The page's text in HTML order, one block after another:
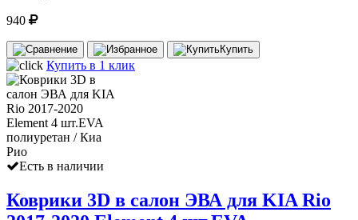
940
Купить
Купить в 1 клик
Есть в наличии
Коврики 3D в салон ЭВА для KIA Rio